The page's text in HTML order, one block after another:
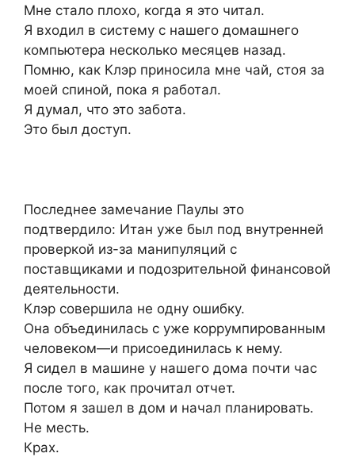
Мне стало плохо, когда я это читал.
Я входил в систему с нашего домашнего
компьютера несколько месяцев назад.
Помню, как Клэр приносила мне чай, стоя за
моей спиной, пока я работал.
Я думал, что это забота.
Это был доступ.
Последнее замечание Паулы это
подтвердило: Итан уже был под внутренней
проверкой из-за манипуляций с
поставщиками и подозрительной финансовой
деятельности.
Клэр совершила не одну ошибку.
Она объединилась с уже коррумпированным
человеком—и присоединилась к нему.
Я сидел в машине у нашего дома почти час
после того, как прочитал отчет.
Потом я зашел в дом и начал планировать.
Не месть.
Крах.